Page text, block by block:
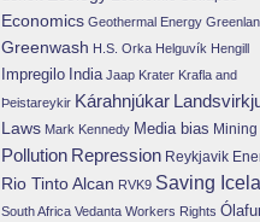
Economics Geothermal Energy
Greenwash H.S. Orka Helguvík Hengill
Impregilo India Jaap Krater Krafla and
Þeistareykir Kárahnjúkar
Laws Mark Kennedy Media bias Mining
Pollution Repression Reykjavik
Rio Tinto Alcan RVK9 Saving
South Africa Vedanta Workers Rights